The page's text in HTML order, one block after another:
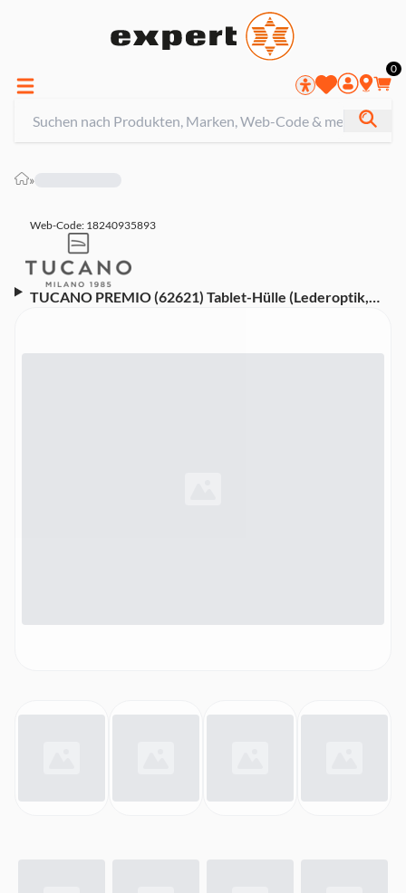
0
»
Web-Code: 18240935893
TUCANO PREMIO (62621) Tablet-Hülle (Lederoptik,